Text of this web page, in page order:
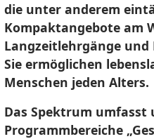
die unter anderem
Kompaktangebote am
Langzeitlehrgänge
Sie ermöglichen
Menschen jeden Alters.
Das Spektrum umfasst
Programmbereiche